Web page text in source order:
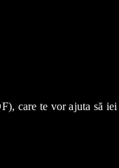
care te vor ajuta să iei